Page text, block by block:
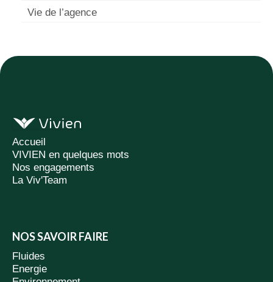
Vie de l’agence
Accueil
VIVIEN en quelques mots
Nos engagements
La Viv'Team
NOS SAVOIR FAIRE
Fluides
Energie